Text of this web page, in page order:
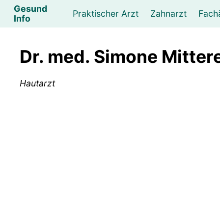
Gesund
Info
Praktischer Arzt Zahnarzt
Dr. med. Simone
Hautarzt